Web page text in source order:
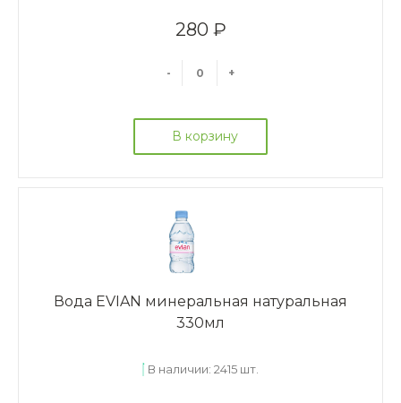
280 ₽
- +
В корзину
Вода EVIAN минеральная натуральная
330мл
В наличии: 2415 шт.